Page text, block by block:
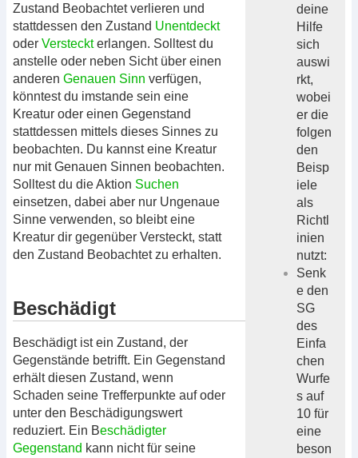
deine
Hilfe
sich
auswi
rkt,
wobei
er die
folgen
den
Beisp
iele
als
Richtl
inien
nutzt:
Senk
e den
SG
des
Einfa
chen
Wurfe
s auf
10 für
eine
beson
Zustand Beobachtet verlieren und
stattdessen den Zustand Unentdeckt
oder Versteckterlangen. Solltest du
anstelle oder neben Sicht über einen
anderen Genauen Sinn verfügen,
könntest du imstande sein eine
Kreatur oder einen Gegenstand
stattdessen mittels dieses Sinnes zu
beobachten. Du kannst eine Kreatur
nur mit Genauen Sinnen beobachten.
Solltest du die Aktion Suchen
einsetzen, dabei aber nur Ungenaue
Sinne verwenden, so bleibt eine
Kreatur dir gegenüber Versteckt, statt
den Zustand Beobachtet zu erhalten.
Beschädigt
Beschädigt ist ein Zustand, der
Gegenstände betrifft. Ein Gegenstand
erhält diesen Zustand, wenn
Schaden seine Trefferpunkte auf oder
unter den Beschädigungswert
reduziert. Ein Beschädigter
Gegenstand kann nicht für seine